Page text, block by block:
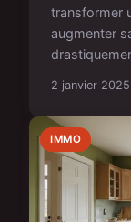
transformer
augmenter
2 janvier 2025
IMMO